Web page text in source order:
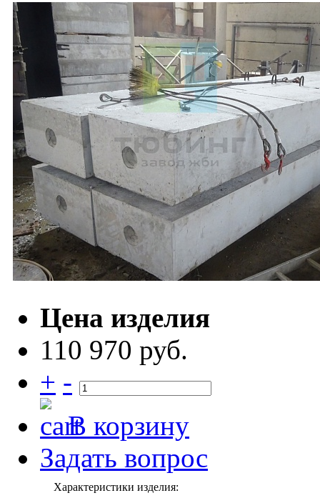
Цена изделия
110 970 руб.
+ -
В корзину
Задать вопрос
Характеристики изделия: